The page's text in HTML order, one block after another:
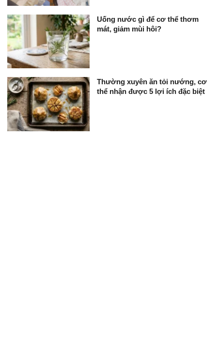
Uống nước gì để cơ thể thơm
mát, giảm mùi hôi?
Thường xuyên ăn tỏi nướng, cơ
thể nhận được 5 lợi ích đặc biệt